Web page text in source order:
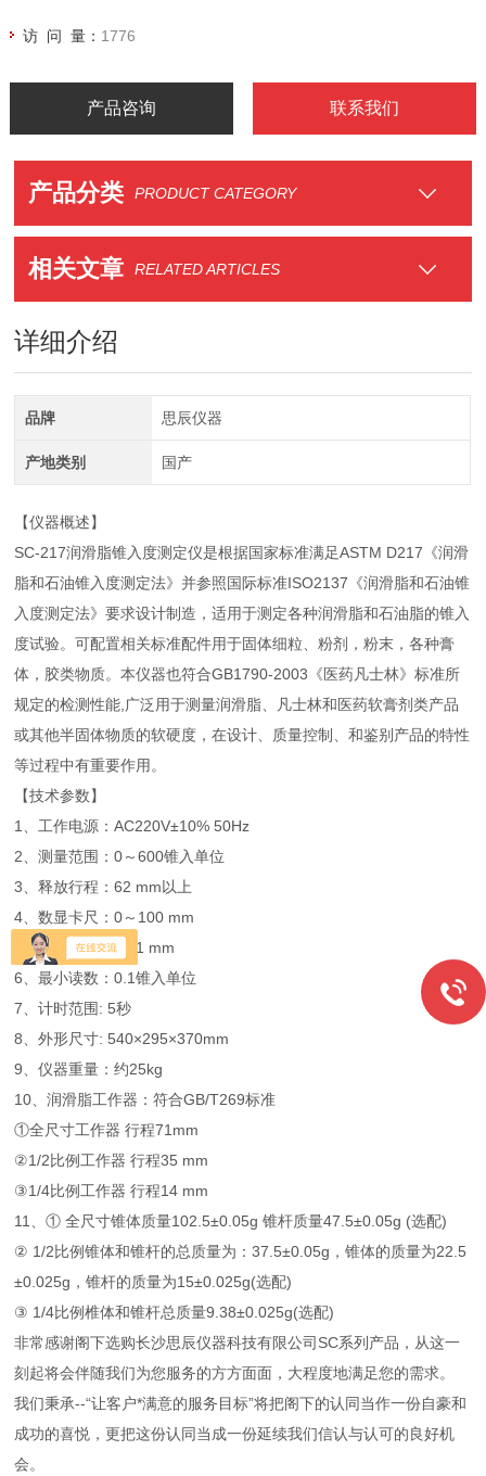
访 问 量： 1776
产品咨询 联系我们
产品分类 PRODUCT CATEGORY
相关文章 RELATED ARTICLES
详细介绍
品牌 思辰仪器
产地类别 国产
【仪器概述】
SC-217润滑脂锥入度测定仪是根据国家标准满足ASTM D217《润滑
脂和石油锥入度测定法》并参照国际标准ISO2137《润滑脂和石油锥
入度测定法》要求设计制造，适用于测定各种润滑脂和石油脂的锥入
度试验。可配置相关标准配件用于固体细粒、粉剂，粉末，各种膏
体，胶类物质。本仪器也符合GB1790-2003《医药凡士林》标准所
规定的检测性能,广泛用于测量润滑脂、凡士林和医药软膏剂类产品
或其他半固体物质的软硬度，在设计、质量控制、和鉴别产品的特性
等过程中有重要作用。
【技术参数】
1、工作电源：AC220V±10% 50Hz
2、测量范围：0～600锥入单位
3、释放行程：62 mm以上
4、数显卡尺：0～100 mm
5、显示精度：0.01 mm
6、最小读数：0.1锥入单位
7、计时范围: 5秒
8、外形尺寸: 540×295×370mm
9、仪器重量：约25kg
10、润滑脂工作器：符合GB/T269标准
①全尺寸工作器 行程71mm
②1/2比例工作器 行程35 mm
③1/4比例工作器 行程14 mm
11、① 全尺寸锥体质量102.5±0.05g 锥杆质量47.5±0.05g (选配)
② 1/2比例锥体和锥杆的总质量为：37.5±0.05g，锥体的质量为22.5
±0.025g，锥杆的质量为15±0.025g(选配)
③ 1/4比例椎体和锥杆总质量9.38±0.025g(选配)
非常感谢阁下选购长沙思辰仪器科技有限公司SC系列产品，从这一
刻起将会伴随我们为您服务的方方面面，大程度地满足您的需求。
我们秉承--“让客户*满意的服务目标”将把阁下的认同当作一份自豪和
成功的喜悦，更把这份认同当成一份延续我们信认与认可的良好机
会。